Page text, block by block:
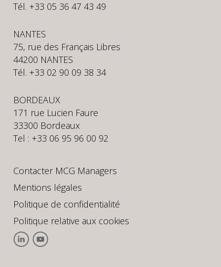
Tél. +33 05 36 47 43 49
NANTES
75, rue des Français Libres
44200 NANTES
Tél. +33 02 90 09 38 34
BORDEAUX
171 rue Lucien Faure
33300 Bordeaux
Tel : +33 06 95 96 00 92
Contacter MCG Managers
Mentions légales
Politique de confidentialité
Politique relative aux cookies